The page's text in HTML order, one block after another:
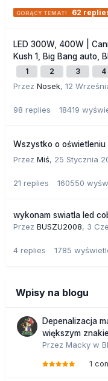
62
LED 300W, 400W |
Kush 1, Big Bang auto,
1 2 3 4
Przez Nosek, 12
98 replies 18419
Wszystko o oświetleniu
Przez Miś, 25 Stycznia
21 replies 160550
wykonam swiatla led
Przez BUSZU2008, 3
4 replies 1785
Wpisy na blogu
Depenalizacja
większym
Przez Macky w
1